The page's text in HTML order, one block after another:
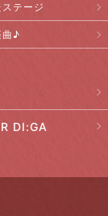
テージ
曲♪
DI:GA